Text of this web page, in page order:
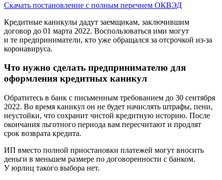
Скачать постановление с полным перечнем ОКВЭД
Кредитные каникулы дадут заемщикам, заключившим
договор до 01 марта 2022. Воспользоваться ими могут
и те предприниматели, кто уже обращался за отсрочкой из-за
коронавируса.
Что нужно сделать предпринимателю для
оформления кредитных каникул
Обратитесь в банк с письменным требованием до 30 сентября
2022. Во время каникул он не будет начислять штрафы, пени,
неустойки, что сохранит чистой кредитную историю. После
окончания льготного периода вам пересчитают и продлят
срок возврата кредита.
ИП вместо полной приостановки платежей могут вносить
деньги в меньшем размере по договоренности с банком.
У юрлиц такого выбора нет.